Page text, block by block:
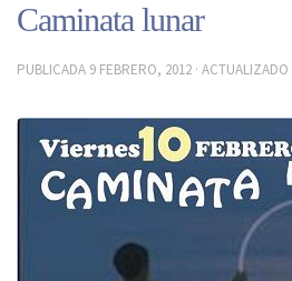
Caminata lunar
PUBLICADA 9 FEBRERO, 2012 · ACTUALIZADO